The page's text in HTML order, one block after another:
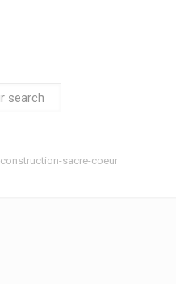
construction-sacre-coeur